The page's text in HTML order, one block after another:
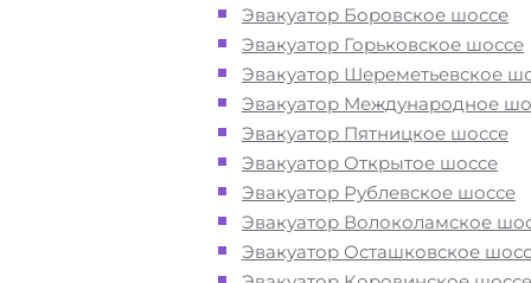
Эвакуатор Боровское шоссе
Эвакуатор Горьковское шоссе
Эвакуатор Шереметьевское
Эвакуатор Международное
Эвакуатор Пятницкое шоссе
Эвакуатор Открытое шоссе
Эвакуатор Рублевское шоссе
Эвакуатор Волоколамское
Эвакуатор Осташковское
Круглосуточная поддержка-
службы эвакуации в Долгопрудном
осуществляется 24 часа в сутки
Закажите услугу "эвакуатор
ДолгопрудныйМосква"по